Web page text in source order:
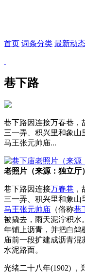
首页 词条分类 最新动态
巷下路
巷下路因连接万春巷，
三一弄、积兴里和象山
马王张元帅庙...
老照片（来源：独立厅）
巷下路因连接万春巷
三一弄、积兴里和象山
马王张元帅庙 （俗称巷
被撬去，雨天泥泞积水
年铺上沥青，并把白鸽
庙前一段扩建成沥青混
水泥路面。
光绪二十八年(1902)